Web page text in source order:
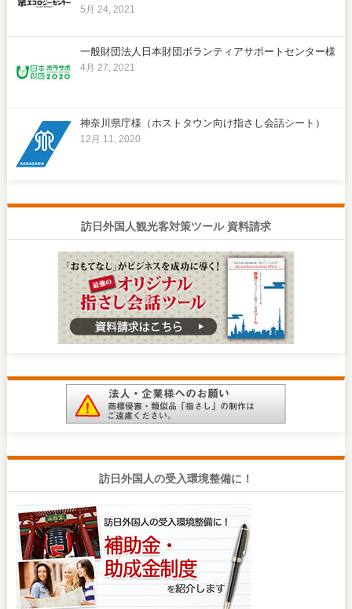
5月 24, 2021
一般財団法人日本財団ボランティアサポートセンター様
4月 27, 2021
神奈川県庁様（ホストタウン向け指さし会話シート）
12月 11, 2020
訪日外国人観光客対策ツール 資料請求
訪日外国人の受入環境整備に！